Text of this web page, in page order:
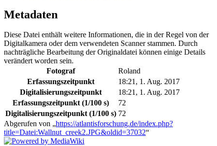
Metadaten
Diese Datei enthält weitere Informationen, die in der Regel von der
Digitalkamera oder dem verwendeten Scanner stammen. Durch
nachträgliche Bearbeitung der Originaldatei können einige Details
verändert worden sein.
Fotograf
Roland
Erfassungszeitpunkt
18:21, 1. Aug. 2017
Digitalisierungszeitpunkt
18:21, 1. Aug. 2017
Erfassungszeitpunkt (1/100 s)
72
Digitalisierungszeitpunkt (1/100 s) 72
Abgerufen von „https://atlantisforschung.de/index.php?
title=Datei:Wallnut_creek2.JPG&oldid=37032“